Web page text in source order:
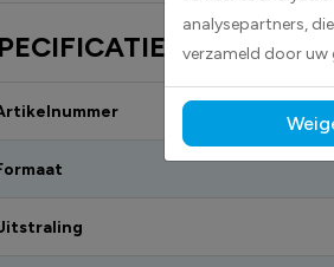
analysepartners,
verzameld door uw